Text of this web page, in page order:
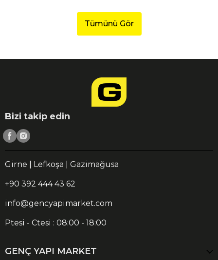
Tümünü Gör
Bizi takip edin
Girne | Lefkoşa | Gazimağusa
+90 392 444 43 62
info@gencyapimarket.com
Ptesi - Ctesi : 08:00 - 18:00
GENÇ YAPI MARKET